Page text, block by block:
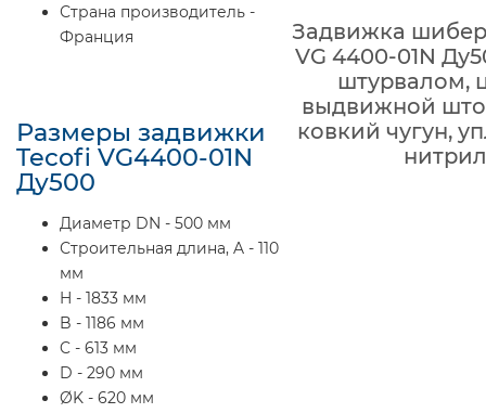
Страна производитель -
Франция
Размеры задвижки
Tecofi VG4400-01N
Ду500
Диаметр DN - 500 мм
Строительная длина, A - 110
мм
H - 1833 мм
B - 1186 мм
C - 613 мм
D - 290 мм
ØK - 620 мм
Задвижка
VG 4400-01N
штурвалом,
выдвижной
ковкий чугун,
нитрил